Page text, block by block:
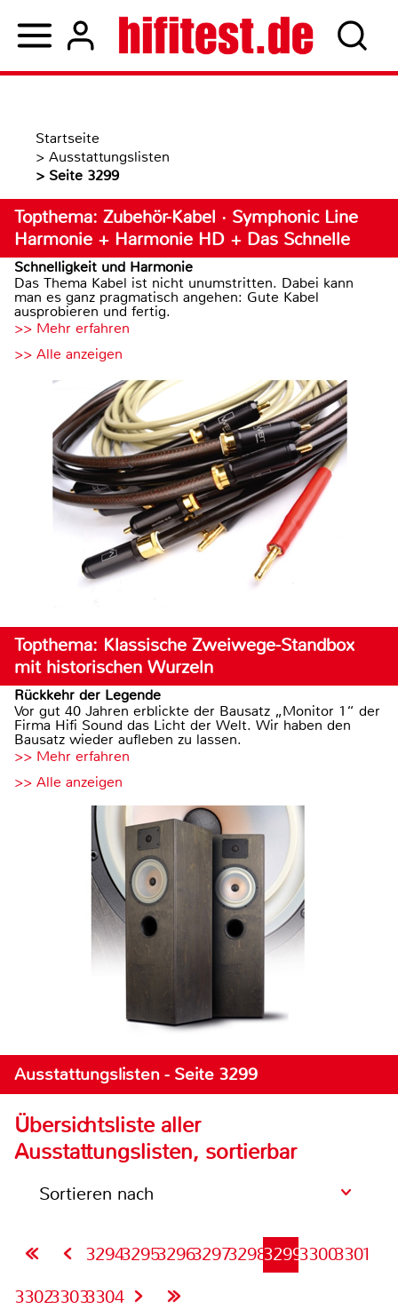
Startseite
> Ausstattungslisten
> Seite 3299
Topthema: Zubehör-Kabel · Symphonic Line
Harmonie + Harmonie HD + Das Schnelle
Schnelligkeit und Harmonie
Das Thema Kabel ist nicht unumstritten. Dabei kann
man es ganz pragmatisch angehen: Gute Kabel
ausprobieren und fertig.
>> Mehr erfahren
>> Alle anzeigen
Topthema: Klassische Zweiwege-Standbox
mit historischen Wurzeln
Rückkehr der Legende
Vor gut 40 Jahren erblickte der Bausatz „Monitor 1“ der
Firma Hifi Sound das Licht der Welt. Wir haben den
Bausatz wieder aufleben zu lassen.
>> Mehr erfahren
>> Alle anzeigen
Ausstattungslisten - Seite 3299
Übersichtsliste aller
Ausstattungslisten, sortierbar
Sortieren nach
32943295329632973298329933003301
330233033304